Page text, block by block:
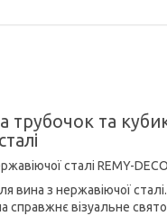
трубочок та
сталі REMY-
з нержавіючої сталі.
візуальне